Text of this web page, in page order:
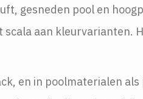
gesneden pool en
aan kleurvarianten.
en in poolmaterialen als